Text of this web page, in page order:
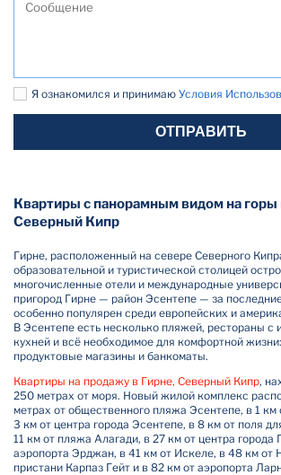
Я ознакомился и принимаю Условия
ОТПРАВИТЬ
Квартиры с панорамным видом на горы
Северный Кипр
Гирне, расположенный на севере Северного
образовательной и туристической столицей
многочисленные отели и международные
пригород Гирне — район Эсентепе — за
особенно популярен среди европейских и
В Эсентепе есть несколько пляжей, рестораны с
кухней и всё необходимое для комфортной
продуктовые магазины и банкоматы.
Квартиры на продажу в Гирне, Северный Кипр,
250 метрах от моря. Новый жилой комплекс
метрах от общественного пляжа Эсентепе, в 1 км
3 км от центра города Эсентепе, в 8 км от поля
11 км от пляжа Алагади, в 27 км от центра города
аэропорта Эрджан, в 41 км от Искеле, в 48 км от
пристани Карпаз Гейт и в 82 км от аэропорта